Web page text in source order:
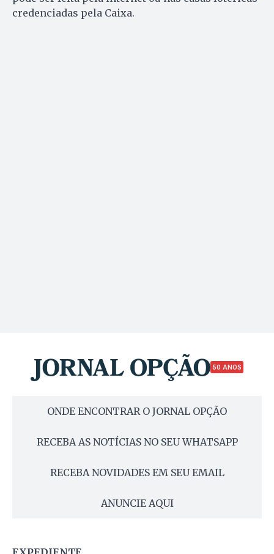
credenciadas pela Caixa.
50 ANOS
ONDE ENCONTRAR O JORNAL OPÇÃO
RECEBA AS NOTÍCIAS NO SEU WHATSAPP
RECEBA NOVIDADES EM SEU EMAIL
ANUNCIE AQUI